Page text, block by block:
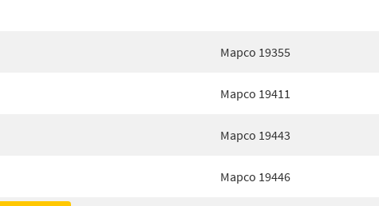
Mapco 19355
Mapco 19411
Mapco 19443
Mapco 19446